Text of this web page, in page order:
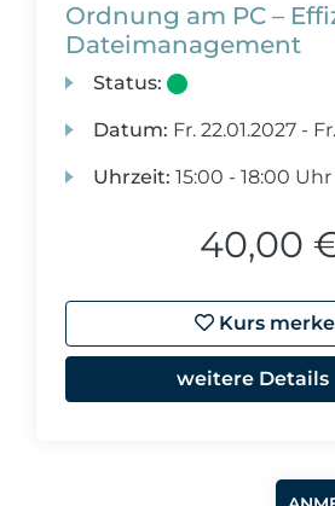
Ordnung am PC –
Dateimanagement
Status:
Datum: Fr. 22.01.2027 - Fr.
Uhrzeit: 15:00 - 18:00 Uhr
40,00
Kurs
weitere Details